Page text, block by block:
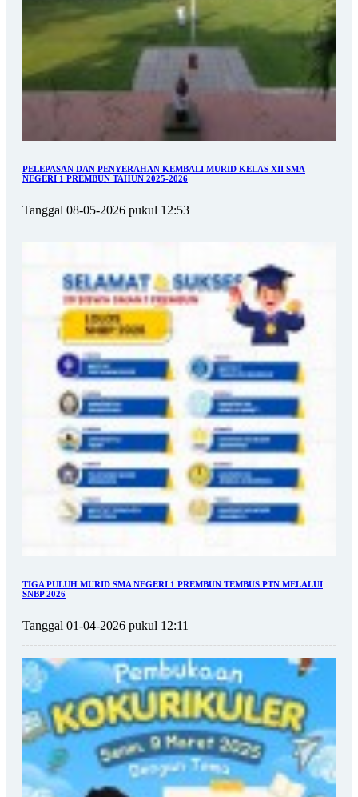
PELEPASAN DAN PENYERAHAN KEMBALI MURID KELAS XII SMA
NEGERI 1 PREMBUN TAHUN 2025-2026
Tanggal 08-05-2026 pukul 12:53
TIGA PULUH MURID SMA NEGERI 1 PREMBUN TEMBUS PTN MELALUI
SNBP 2026
Tanggal 01-04-2026 pukul 12:11